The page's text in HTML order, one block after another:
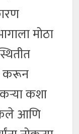
मोठा
करून
कशा
केले आणि